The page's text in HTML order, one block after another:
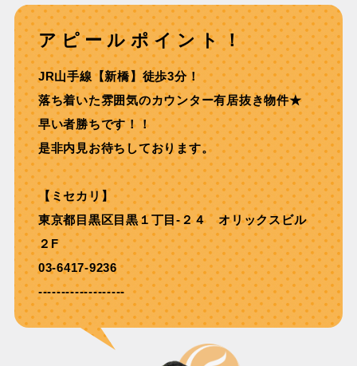
アピールポイント！
JR⼭⼿線【新橋】徒歩3分！
落ち着いた雰囲気のカウンター有居抜き物件★
早い者勝ちです！！
是非内見お待ちしております。
【ミセカリ】
東京都目黒区目黒１丁目-２４ オリックスビル
２F
03-6417-9236
-------------------